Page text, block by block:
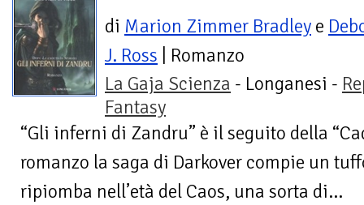
di Marion Zimmer Bradley e
J. Ross | Romanzo
La Gaja Scienza - Longanesi -
Fantasy
“Gli inferni di Zandru” è il seguito della
romanzo la saga di Darkover compie un
ripiomba nell’età del Caos, una sorta di...